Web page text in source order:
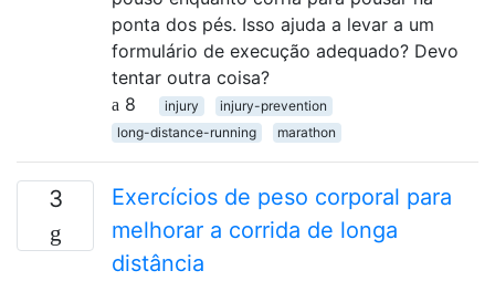
ponta dos pés. Isso ajuda a levar a um
formulário de execução adequado? Devo
tentar outra coisa?
8
injury
injury-prevention
long-distance-running
marathon
3
Exercícios de peso corporal para
melhorar a corrida de longa
distância